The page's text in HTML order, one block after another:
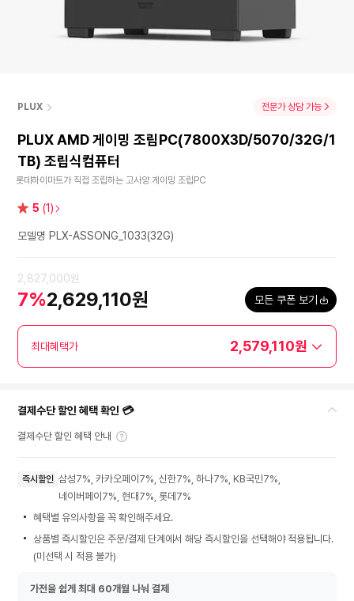
PLUX 전문가 상담 가능
PLUX AMD 게이밍 조립PC(7800X3D/5070/32G/1
TB) 조립식컴퓨터
롯데하이마트가 직접 조립하는 고사양 게이밍 조립PC
별 5 (1)
모델명 PLX-ASSONG_1033(32G)
2,827,000원
7%2,629,110원 모든 쿠폰 보기
최대혜택가 2,579,110원
결제수단 할인 혜택 확인 💳
결제수단 할인 혜택 안내
즉시할인 삼성7%, 카카오페이7%, 신한7%, 하나7%, KB국민7%,
네이버페이7%, 현대7%, 롯데7%
혜택별 유의사항을 꼭 확인해주세요.
상품별 즉시할인은 주문/결제 단계에서 해당 즉시할인을 선택해야 적용됩니다.
(미선택 시 적용 불가)
가전을 쉽게 최대 60개월 나눠 결제